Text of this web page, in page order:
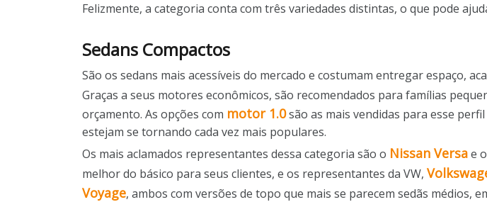
Felizmente, a categoria conta com três variedades distintas, o que pode
Sedans Compactos
São os sedans mais acessíveis do mercado e costumam entregar espaço,
Graças a seus motores econômicos, são recomendados para famílias
orçamento. As opções com motor 1.0são as mais vendidas para esse
estejam se tornando cada vez mais populares.
Os mais aclamados representantes dessa categoria são o Nissan Versae o
melhor do básico para seus clientes, e os representantes da VW,
Voyage, ambos com versões de topo que mais se parecem sedãs médios,